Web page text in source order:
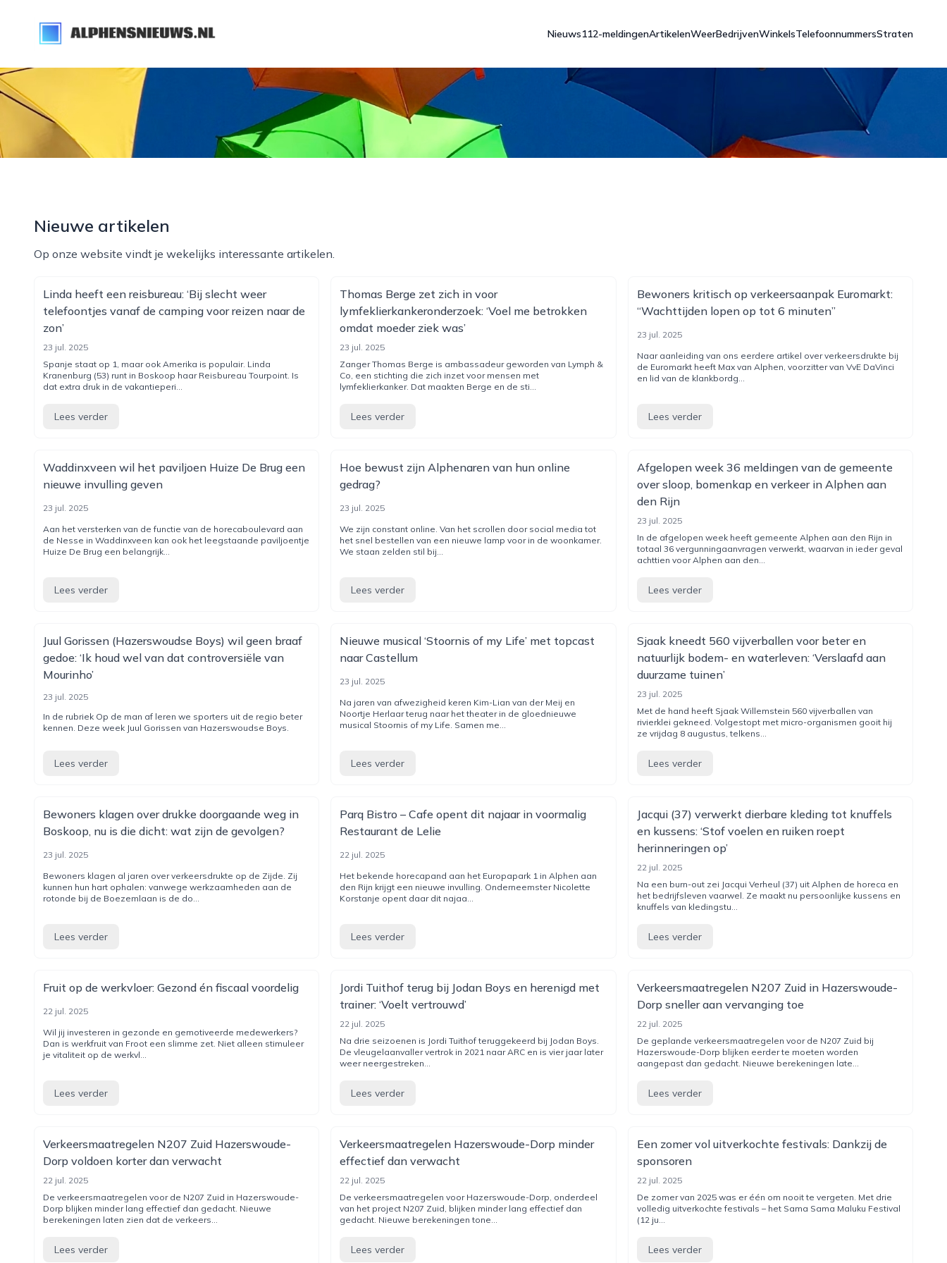
alphensnieuws.nl
Nieuws112-meldingenArtikelenWeerBedrijvenWinkelsTelefoonnummersStraten
Nieuwe artikelen
Op onze website vindt je wekelijks interessante artikelen.
Linda heeft een reisbureau: ‘Bij slecht weer
telefoontjes vanaf de camping voor reizen naar de
zon’
23 jul. 2025
Spanje staat op 1, maar ook Amerika is populair. Linda
Kranenburg (53) runt in Boskoop haar Reisbureau Tourpoint. Is
dat extra druk in de vakantieperi...
Lees verder
Thomas Berge zet zich in voor
lymfeklierkankeronderzoek: ‘Voel me betrokken
omdat moeder ziek was’
23 jul. 2025
Zanger Thomas Berge is ambassadeur geworden van Lymph &
Co, een stichting die zich inzet voor mensen met
lymfeklierkanker. Dat maakten Berge en de sti...
Lees verder
Bewoners kritisch op verkeersaanpak Euromarkt:
“Wachttijden lopen op tot 6 minuten”
23 jul. 2025
Naar aanleiding van ons eerdere artikel over verkeersdrukte bij
de Euromarkt heeft Max van Alphen, voorzitter van VvE DaVinci
en lid van de klankbordg...
Lees verder
Waddinxveen wil het paviljoen Huize De Brug een
nieuwe invulling geven
23 jul. 2025
Aan het versterken van de functie van de horecaboulevard aan
de Nesse in Waddinxveen kan ook het leegstaande paviljoentje
Huize De Brug een belangrijk...
Lees verder
Hoe bewust zijn Alphenaren van hun online
gedrag?
23 jul. 2025
We zijn constant online. Van het scrollen door social media tot
het snel bestellen van een nieuwe lamp voor in de woonkamer.
We staan zelden stil bij...
Lees verder
Afgelopen week 36 meldingen van de gemeente
over sloop, bomenkap en verkeer in Alphen aan
den Rijn
23 jul. 2025
In de afgelopen week heeft gemeente Alphen aan den Rijn in
totaal 36 vergunningaanvragen verwerkt, waarvan in ieder geval
achttien voor Alphen aan den...
Lees verder
Juul Gorissen (Hazerswoudse Boys) wil geen braaf
gedoe: ‘Ik houd wel van dat controversiële van
Mourinho’
23 jul. 2025
In de rubriek Op de man af leren we sporters uit de regio beter
kennen. Deze week Juul Gorissen van Hazerswoudse Boys.
Lees verder
Nieuwe musical ‘Stoornis of my Life’ met topcast
naar Castellum
23 jul. 2025
Na jaren van afwezigheid keren Kim-Lian van der Meij en
Noortje Herlaar terug naar het theater in de gloednieuwe
musical Stoornis of my Life. Samen me...
Lees verder
Sjaak kneedt 560 vijverballen voor beter en
natuurlijk bodem- en waterleven: ‘Verslaafd aan
duurzame tuinen’
23 jul. 2025
Met de hand heeft Sjaak Willemstein 560 vijverballen van
rivierklei gekneed. Volgestopt met micro-organismen gooit hij
ze vrijdag 8 augustus, telkens...
Lees verder
Bewoners klagen over drukke doorgaande weg in
Boskoop, nu is die dicht: wat zijn de gevolgen?
23 jul. 2025
Bewoners klagen al jaren over verkeersdrukte op de Zijde. Zij
kunnen hun hart ophalen: vanwege werkzaamheden aan de
rotonde bij de Boezemlaan is de do...
Lees verder
Parq Bistro – Cafe opent dit najaar in voormalig
Restaurant de Lelie
22 jul. 2025
Het bekende horecapand aan het Europapark 1 in Alphen aan
den Rijn krijgt een nieuwe invulling. Onderneemster Nicolette
Korstanje opent daar dit najaa...
Lees verder
Jacqui (37) verwerkt dierbare kleding tot knuffels
en kussens: ‘Stof voelen en ruiken roept
herinneringen op’
22 jul. 2025
Na een burn-out zei Jacqui Verheul (37) uit Alphen de horeca en
het bedrijfsleven vaarwel. Ze maakt nu persoonlijke kussens en
knuffels van kledingstu...
Lees verder
Fruit op de werkvloer: Gezond én fiscaal voordelig
22 jul. 2025
Wil jij investeren in gezonde en gemotiveerde medewerkers?
Dan is werkfruit van Froot een slimme zet. Niet alleen stimuleer
je vitaliteit op de werkvl...
Lees verder
Jordi Tuithof terug bij Jodan Boys en herenigd met
trainer: ‘Voelt vertrouwd’
22 jul. 2025
Na drie seizoenen is Jordi Tuithof teruggekeerd bij Jodan Boys.
De vleugelaanvaller vertrok in 2021 naar ARC en is vier jaar later
weer neergestreken...
Lees verder
Verkeersmaatregelen N207 Zuid in Hazerswoude-
Dorp sneller aan vervanging toe
22 jul. 2025
De geplande verkeersmaatregelen voor de N207 Zuid bij
Hazerswoude-Dorp blijken eerder te moeten worden
aangepast dan gedacht. Nieuwe berekeningen late...
Lees verder
Verkeersmaatregelen N207 Zuid Hazerswoude-
Dorp voldoen korter dan verwacht
22 jul. 2025
De verkeersmaatregelen voor de N207 Zuid in Hazerswoude-
Dorp blijken minder lang effectief dan gedacht. Nieuwe
berekeningen laten zien dat de verkeers...
Lees verder
Verkeersmaatregelen Hazerswoude-Dorp minder
effectief dan verwacht
22 jul. 2025
De verkeersmaatregelen voor Hazerswoude-Dorp, onderdeel
van het project N207 Zuid, blijken minder lang effectief dan
gedacht. Nieuwe berekeningen tone...
Lees verder
Een zomer vol uitverkochte festivals: Dankzij de
sponsoren
22 jul. 2025
De zomer van 2025 was er één om nooit te vergeten. Met drie
volledig uitverkochte festivals – het Sama Sama Maluku Festival
(12 ju...
Lees verder